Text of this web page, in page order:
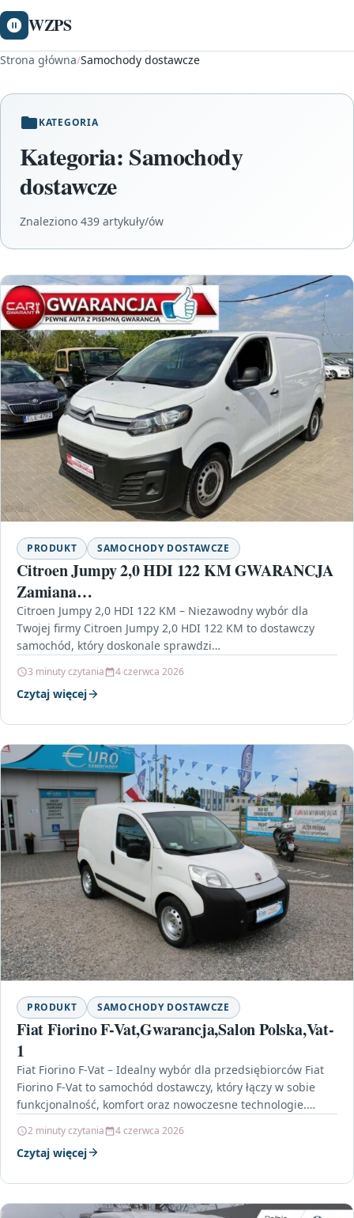
WZPS
Strona główna/Samochody dostawcze
KATEGORIA
Kategoria: Samochody
dostawcze
Znaleziono 439 artykuły/ów
PRODUKT SAMOCHODY DOSTAWCZE
Citroen Jumpy 2,0 HDI 122 KM GWARANCJA
Zamiana…
Citroen Jumpy 2,0 HDI 122 KM – Niezawodny wybór dla
Twojej firmy Citroen Jumpy 2,0 HDI 122 KM to dostawczy
samochód, który doskonale sprawdzi…
3 minuty czytania 4 czerwca 2026
Czytaj więcej
PRODUKT SAMOCHODY DOSTAWCZE
Fiat Fiorino F-Vat,Gwarancja,Salon Polska,Vat-
1
Fiat Fiorino F-Vat – Idealny wybór dla przedsiębiorców Fiat
Fiorino F-Vat to samochód dostawczy, który łączy w sobie
funkcjonalność, komfort oraz nowoczesne technologie.
2 minuty czytania 4 czerwca 2026
Czytaj więcej